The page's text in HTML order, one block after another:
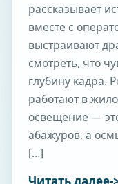
рассказывает
вместе с
выстраивают
смотреть, что
глубину кадра.
работают в
освещение —
абажуров, а
[…]